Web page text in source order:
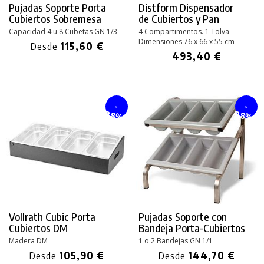
Pujadas Soporte Porta
Cubiertos Sobremesa
Capacidad 4 u 8 Cubetas GN 1/3
Desde 115,60 €
Distform Dispensador
de Cubiertos y Pan
4 Compartimentos. 1 Tolva
Dimensiones 76 x 66 x 55 cm
493,40 €
-
28%
Vollrath Cubic Porta
Cubiertos DM
Madera DM
Desde 105,90 €
-
28%
Pujadas Soporte con
Bandeja Porta-Cubiertos
1 o 2 Bandejas GN 1/1
Desde 144,70 €